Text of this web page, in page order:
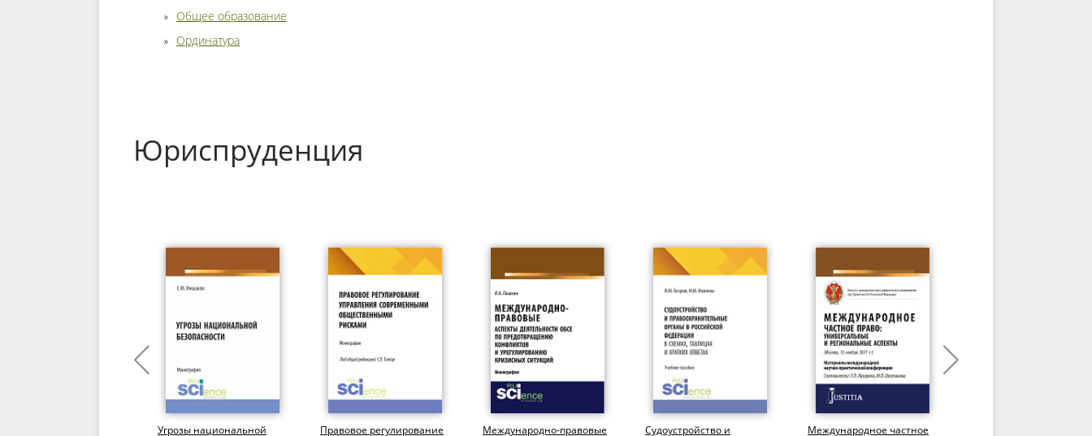
Общее образование
Ординатура
Юриспруденция
Угрозы национальной
Правовое регулирование
Международно-правовые
Судоустройство и
Международное частное